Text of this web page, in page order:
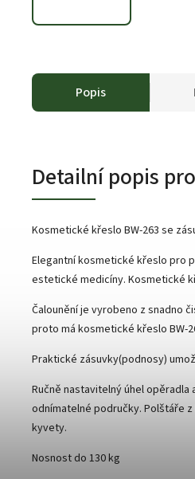
Popis
Detailní popis
Kosmetické křeslo BW-263 se
Elegantní kosmetické křeslo pro
estetické medicíny. Kosmetické
Čalounění je vyrobeno z snadno
proto má kosmetické křeslo BW-
Praktické zásuvky(podnosy)
Ručně nastavitelný úhel
odnímatelné područky. Polštáře
kyvety.
Nosnost do 130 kg